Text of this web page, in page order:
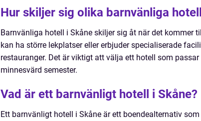
Hur skiljer sig olika barnvänliga
Barnvänliga hotell i Skåne skiljer sig åt när det kommer
kan ha större lekplatser eller erbjuder specialiserade
restauranger. Det är viktigt att välja ett hotell som
minnesvärd semester.
Vad är ett barnvänligt hotell i Skåne?
Ett barnvänligt hotell i Skåne är ett boendealternativ